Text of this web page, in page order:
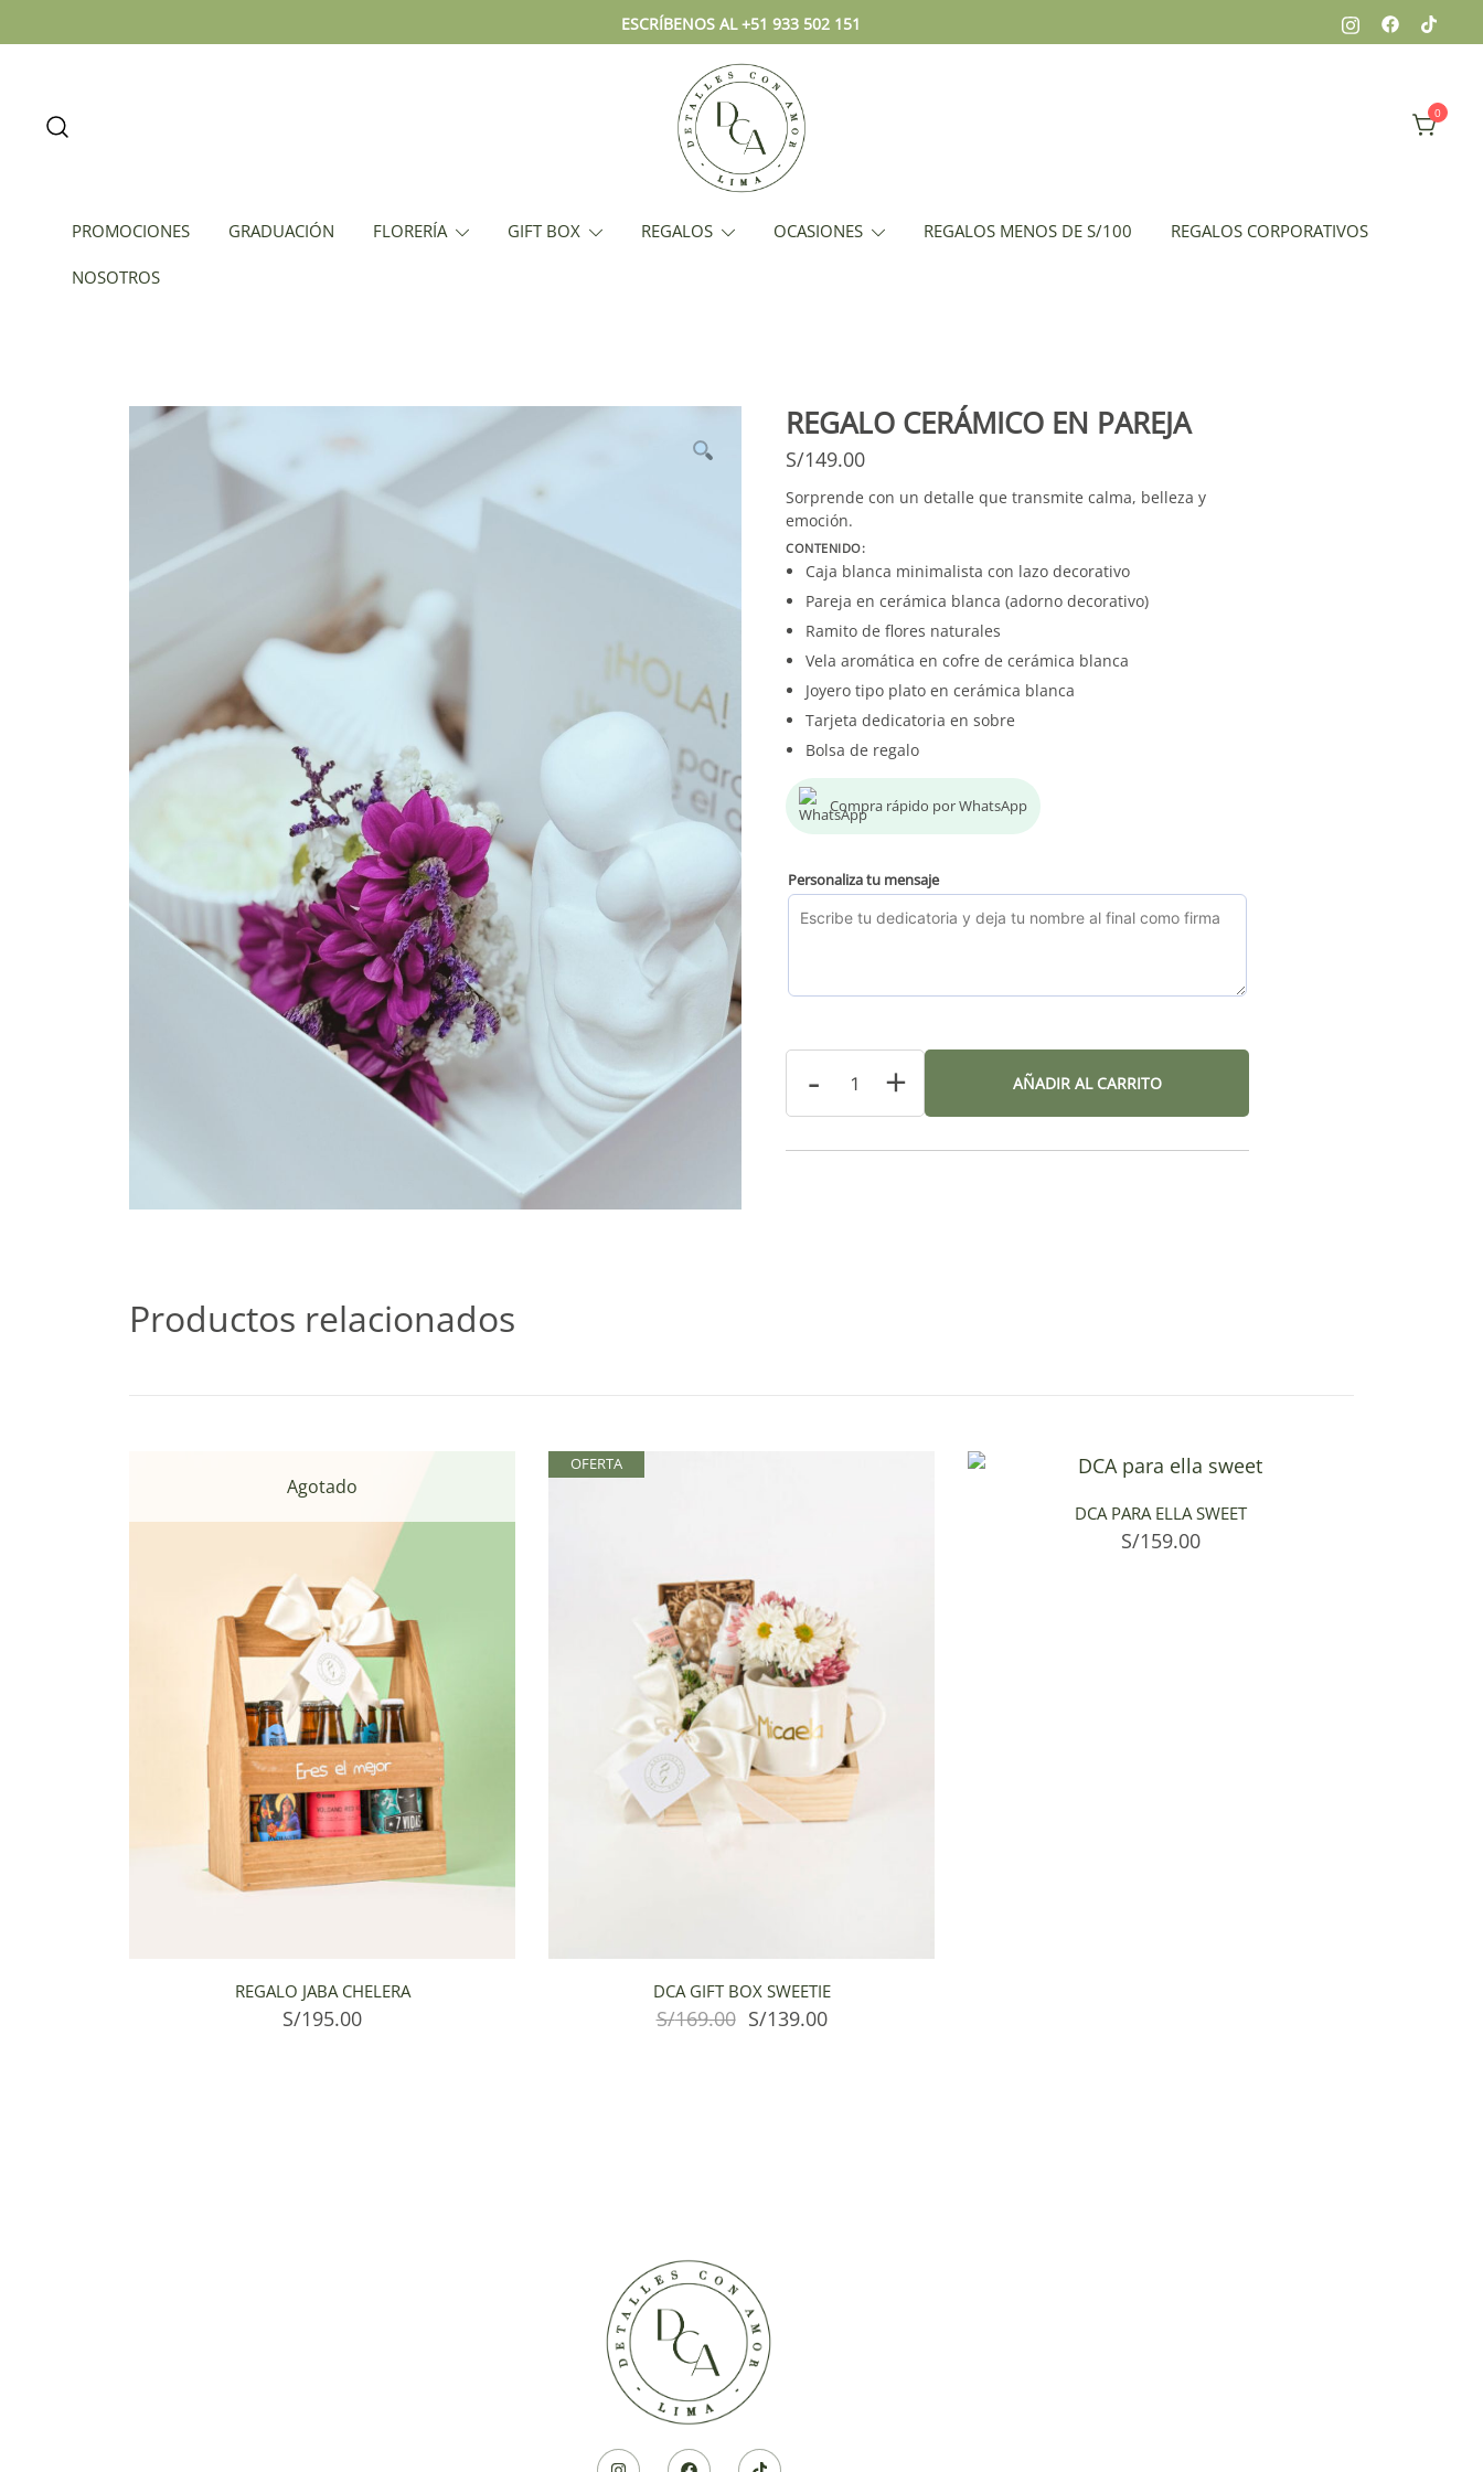
ESCRÍBENOS AL +51 933 502 151
DCA – Lima Tienda de Regalos y Florería
0
PROMOCIONES GRADUACIÓN FLORERÍA GIFT BOX REGALOS OCASIONES REGALOS MENOS DE S/100 REGALOS CORPORATIVOS
NOSOTROS
REGALO CERÁMICO EN PAREJA
S/149.00
Sorprende con un detalle que transmite calma, belleza y
emoción.
CONTENIDO:
Caja blanca minimalista con lazo decorativo
Pareja en cerámica blanca (adorno decorativo)
Ramito de flores naturales
Vela aromática en cofre de cerámica blanca
Joyero tipo plato en cerámica blanca
Tarjeta dedicatoria en sobre
Bolsa de regalo
Compra rápido por WhatsApp
Personaliza tu mensaje
- + AÑADIR AL CARRITO
Productos relacionados
Agotado
REGALO JABA CHELERA
S/195.00
OFERTA
DCA GIFT BOX SWEETIE
S/169.00 S/139.00
DCA PARA ELLA SWEET
S/159.00